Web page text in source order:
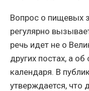
Вопрос о пищевых
регулярно
речь идет не о
других постах, а
календаря. В
утверждается, что